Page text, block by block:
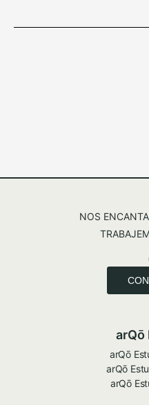
NOS
arQō
arQō
arQō
arQō